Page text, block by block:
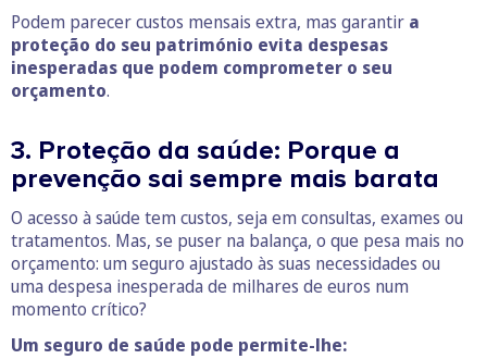
Podem parecer custos mensais extra, mas garantir a
proteção do seu património evita despesas
inesperadas que podem comprometer o seu
orçamento.
3. Proteção da saúde: Porque a
prevenção sai sempre mais barata
O acesso à saúde tem custos, seja em consultas, exames ou
tratamentos. Mas, se puser na balança, o que pesa mais no
orçamento: um seguro ajustado às suas necessidades ou
uma despesa inesperada de milhares de euros num
momento crítico?
Um seguro de saúde pode permite-lhe: